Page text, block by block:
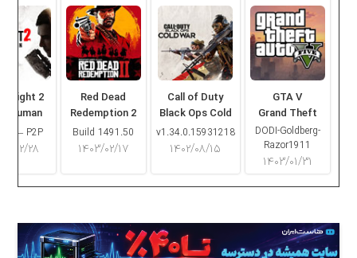
GTA V
Grand Theft
Auto V
DODI-Goldberg-
Razor1911
۱۴۰۳/۰۱/۳۱
Call of Duty
Black Ops Cold
War
v1.34.0.15931218
۱۴۰۲/۰۸/۱۵
Red Dead
Redemption 2
Build 1491.50
۱۴۰۳/۰۲/۱۷
Light 2
Human
– P2P
۱۴۰۳/